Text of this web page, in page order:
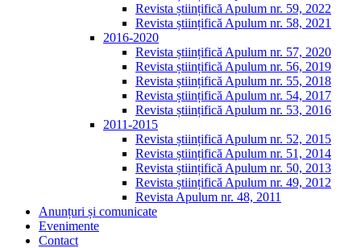
Revista științifică Apulum nr. 59, 2022
Revista științifică Apulum nr. 58, 2021
2016-2020
Revista științifică Apulum nr. 57, 2020
Revista științifică Apulum nr. 56, 2019
Revista științifică Apulum nr. 55, 2018
Revista științifică Apulum nr. 54, 2017
Revista științifică Apulum nr. 53, 2016
2011-2015
Revista științifică Apulum nr. 52, 2015
Revista științifică Apulum nr. 51, 2014
Revista științifică Apulum nr. 50, 2013
Revista științifică Apulum nr. 49, 2012
Revista Apulum nr. 48, 2011
Anunțuri și comunicate
Evenimente
Contact